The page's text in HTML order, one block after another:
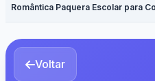
Romântica Paquera Escolar para
Voltar